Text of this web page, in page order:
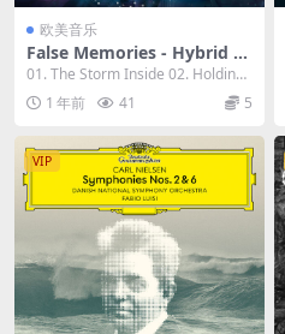
欧美音乐
False Memories - Hybrid E
go System 2023 [24bit/44.1
kHz] [Hi-Res Flac 748MB]
01. The Storm Inside 02. Holding
On 03. ...
1 年前 41 5
VIP